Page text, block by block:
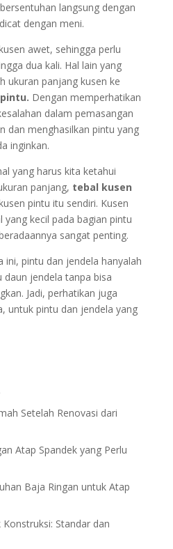
langsung dengan
dengan meni.
awet, sehingga perlu
dua kali. Hal lain yang
ukuran panjang kusen ke
Dengan memperhatikan
dalam pemasangan
dan menghasilkan pintu yang
inginkan.
yang harus kita ketahui
panjang, tebal kusen
pintu itu sendiri. Kusen
kecil pada bagian pintu
sangat penting.
ini, pintu dan jendela hanyalah
jendela tanpa bisa
Jadi, perhatikan juga
untuk pintu dan jendela yang
Setelah Renovasi dari
Atap Spandek yang Perlu
Baja Ringan untuk Atap
Standar dan